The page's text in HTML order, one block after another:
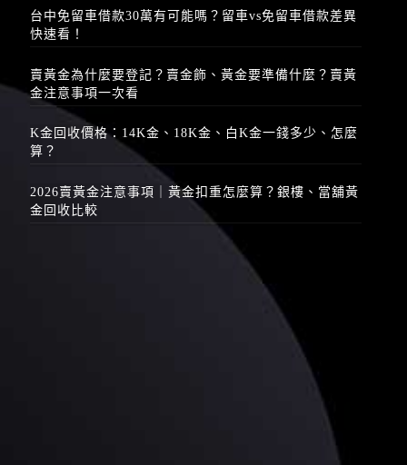
台中免留車借款30萬有可能嗎？留車vs免留車借款差異
快速看！
賣黃金為什麼要登記？賣金飾、黃金要準備什麼？賣黃
金注意事項一次看
K金回收價格：14K金、18K金、白K金一錢多少、怎麼
算？
2026賣黃金注意事項｜黃金扣重怎麼算？銀樓、當舖黃
金回收比較